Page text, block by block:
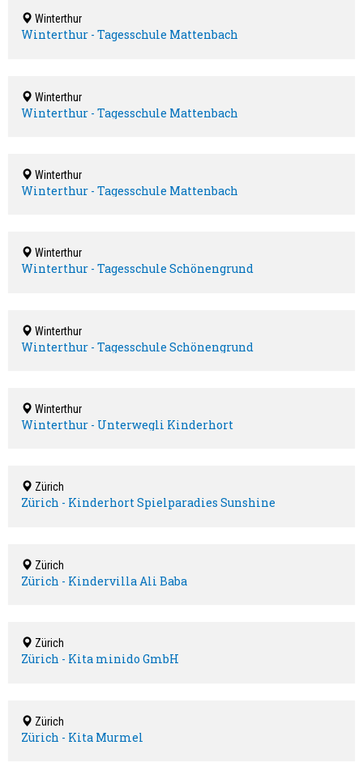
Winterthur
Winterthur - Tagesschule Mattenbach
Winterthur
Winterthur - Tagesschule Mattenbach
Winterthur
Winterthur - Tagesschule Mattenbach
Winterthur
Winterthur - Tagesschule Schönengrund
Winterthur
Winterthur - Tagesschule Schönengrund
Winterthur
Winterthur - Unterwegli Kinderhort
Zürich
Zürich - Kinderhort Spielparadies Sunshine
Zürich
Zürich - Kindervilla Ali Baba
Zürich
Zürich - Kita minido GmbH
Zürich
Zürich - Kita Murmel